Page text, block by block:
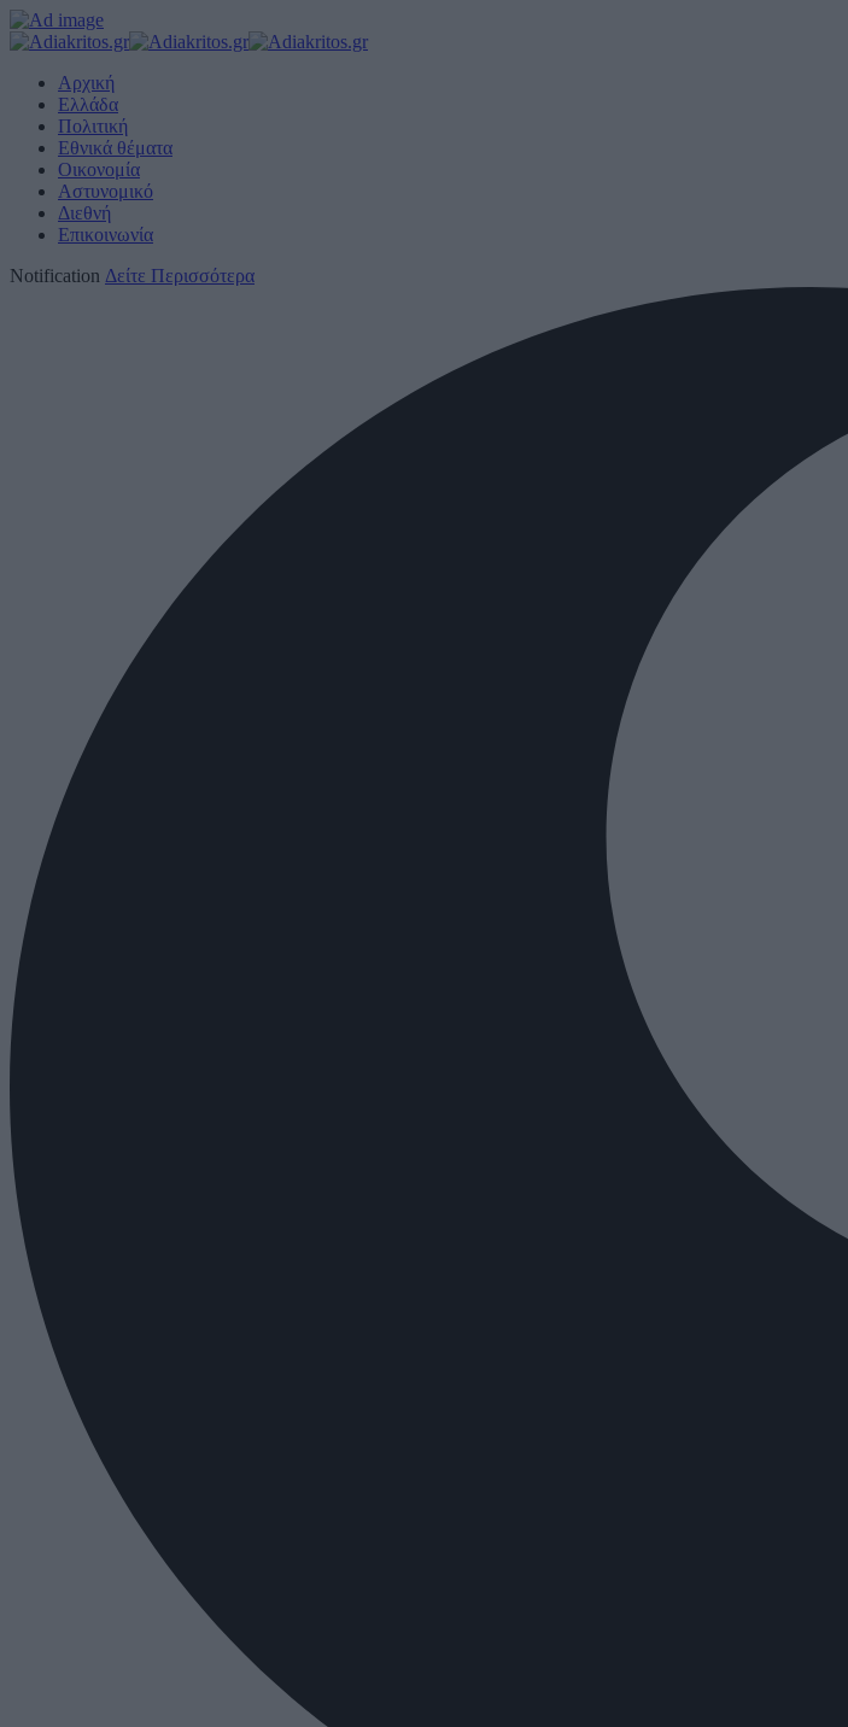
Αρχική
Ελλάδα
Πολιτική
Εθνικά θέματα
Οικονομία
Αστυνομικό
Διεθνή
Επικοινωνία
Notification Δείτε Περισσότερα